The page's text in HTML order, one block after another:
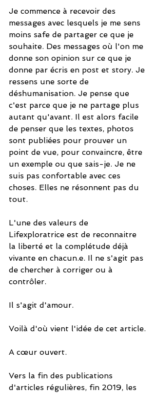
Je commence à recevoir des
messages avec lesquels je me sens
moins safe de partager ce que je
souhaite. Des messages où l'on me
donne son opinion sur ce que je
donne par écris en post et story. Je
ressens une sorte de
déshumanisation. Je pense que
c'est parce que je ne partage plus
autant qu'avant. Il est alors facile
de penser que les textes, photos
sont publiées pour prouver un
point de vue, pour convaincre, être
un exemple ou que sais-je. Je ne
suis pas confortable avec ces
choses. Elles ne résonnent pas du
tout.
L'une des valeurs de
Lifexploratrice est de reconnaitre
la liberté et la complétude déjà
vivante en chacun.e. Il ne s'agit pas
de chercher à corriger ou à
contrôler.
Il s'agit d'amour.
Voilà d'où vient l'idée de cet article.
A cœur ouvert.
Vers la fin des publications
d'articles régulières, fin 2019, les